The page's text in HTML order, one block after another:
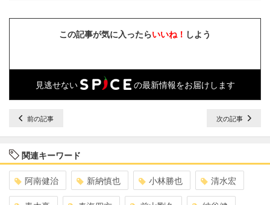
この記事が気に入ったらいいね！ しよう
見逃せない の最新情報をお届けします
前の記事 次の記事
関連キーワード
阿南健治 新納慎也 小林勝也 清水宏